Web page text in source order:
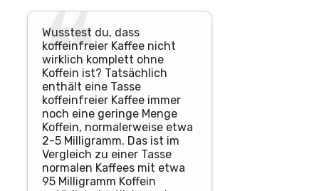
Wusstest du, dass
koffeinfreier Kaffee nicht
wirklich komplett ohne
Koffein ist? Tatsächlich
enthält eine Tasse
koffeinfreier Kaffee immer
noch eine geringe Menge
Koffein, normalerweise etwa
2-5 Milligramm. Das ist im
Vergleich zu einer Tasse
normalen Kaffees mit etwa
95 Milligramm Koffein